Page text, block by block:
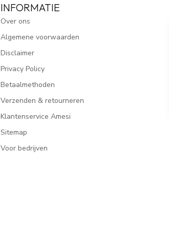
INFORMATIE
Over ons
Algemene voorwaarden
Disclaimer
Privacy Policy
Betaalmethoden
Verzenden & retourneren
Klantenservice Amesi
Sitemap
Voor bedrijven